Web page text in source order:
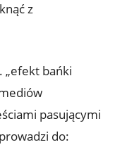
z
„efekt bańki
pasującymi
do: